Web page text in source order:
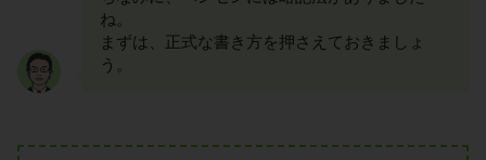
ね。
まずは、正式な書き方を押さえておきましょ
う。